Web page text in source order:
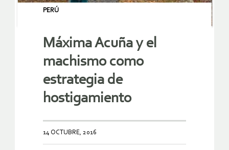
PERÚ
Máxima Acuña y el
machismo como
estrategia de
hostigamiento
14 OCTUBRE, 2016